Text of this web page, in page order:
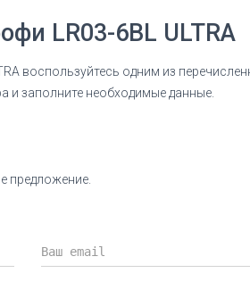
LR03-6BL ULTRA
воспользуйтесь одним из
и заполните необходимые данные.
предложение.